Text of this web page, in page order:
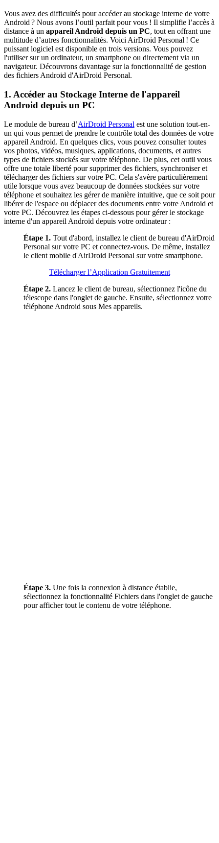
Vous avez des difficultés pour accéder au stockage interne de votre
Android ? Nous avons l’outil parfait pour vous ! Il simplifie l’accès à
distance à un appareil Android depuis un PC, tout en offrant une
multitude d’autres fonctionnalités. Voici AirDroid Personal ! Ce
puissant logiciel est disponible en trois versions. Vous pouvez
l'utiliser sur un ordinateur, un smartphone ou directement via un
navigateur. Découvrons davantage sur la fonctionnalité de gestion
des fichiers Android d'AirDroid Personal.
1. Accéder au Stockage Interne de l'appareil
Android depuis un PC
Le module de bureau d’AirDroid Personal est une solution tout-en-
un qui vous permet de prendre le contrôle total des données de votre
appareil Android. En quelques clics, vous pouvez consulter toutes
vos photos, vidéos, musiques, applications, documents, et autres
types de fichiers stockés sur votre téléphone. De plus, cet outil vous
offre une totale liberté pour supprimer des fichiers, synchroniser et
télécharger des fichiers sur votre PC. Cela s'avère particulièrement
utile lorsque vous avez beaucoup de données stockées sur votre
téléphone et souhaitez les gérer de manière intuitive, que ce soit pour
libérer de l'espace ou déplacer des documents entre votre Android et
votre PC. Découvrez les étapes ci-dessous pour gérer le stockage
interne d'un appareil Android depuis votre ordinateur :
Étape 1. Tout d'abord, installez le client de bureau d'AirDroid
Personal sur votre PC et connectez-vous. De même, installez
le client mobile d'AirDroid Personal sur votre smartphone.
Télécharger l’Application Gratuitement
Étape 2. Lancez le client de bureau, sélectionnez l'icône du
télescope dans l'onglet de gauche. Ensuite, sélectionnez votre
téléphone Android sous Mes appareils.
Étape 3. Une fois la connexion à distance établie,
sélectionnez la fonctionnalité Fichiers dans l'onglet de gauche
pour afficher tout le contenu de votre téléphone.